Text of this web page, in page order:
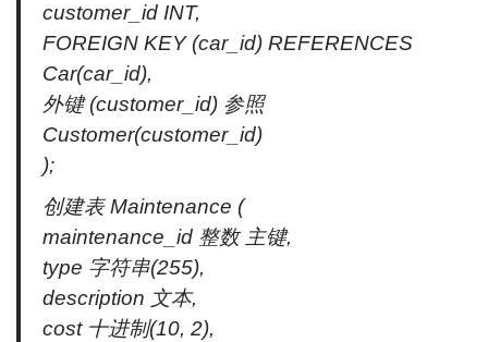
customer_id INT,
FOREIGN KEY (car_id) REFERENCES
Car(car_id),
外键 (customer_id) 参照
Customer(customer_id)
);
创建表 Maintenance (
maintenance_id 整数 主键,
type 字符串(255),
description 文本,
cost 十进制(10, 2),